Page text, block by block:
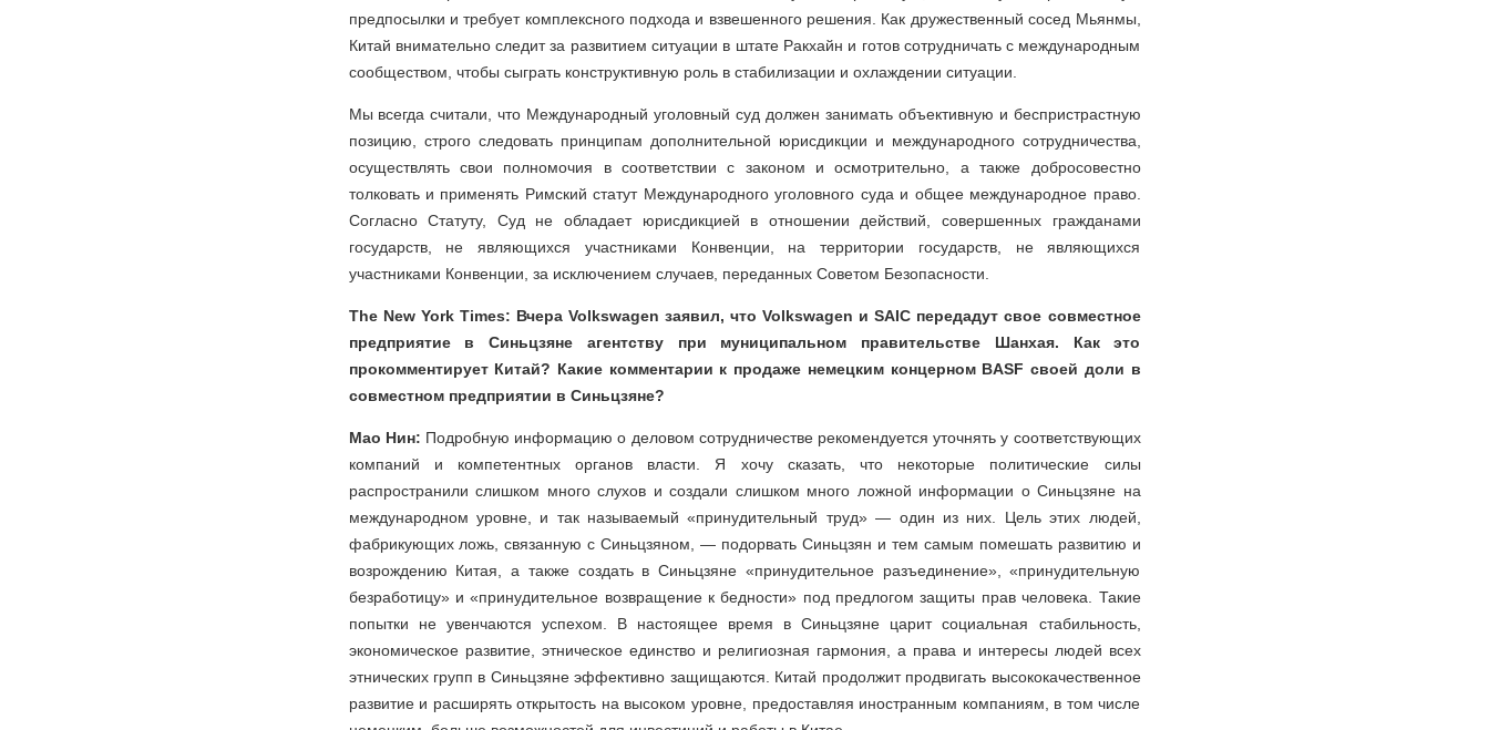
предпосылки и требует комплексного подхода и взвешенного решения. Как дружественный сосед Мьянмы,
Китай внимательно следит за развитием ситуации в штате Ракхайн и готов сотрудничать с международным
сообществом, чтобы сыграть конструктивную роль в стабилизации и охлаждении ситуации.
Мы всегда считали, что Международный уголовный суд должен занимать объективную и беспристрастную
позицию, строго следовать принципам дополнительной юрисдикции и международного сотрудничества,
осуществлять свои полномочия в соответствии с законом и осмотрительно, а также добросовестно
толковать и применять Римский статут Международного уголовного суда и общее международное право.
Согласно Статуту, Суд не обладает юрисдикцией в отношении действий, совершенных гражданами
государств, не являющихся участниками Конвенции, на территории государств, не являющихся
участниками Конвенции, за исключением случаев, переданных Советом Безопасности.
The New York Times: Вчера Volkswagen заявил, что Volkswagen и SAIC передадут свое совместное
предприятие в Синьцзяне агентству при муниципальном правительстве Шанхая. Как это
прокомментирует Китай? Какие комментарии к продаже немецким концерном BASF своей доли в
совместном предприятии в Синьцзяне?
Мао Нин: Подробную информацию о деловом сотрудничестве рекомендуется уточнять у соответствующих
компаний и компетентных органов власти. Я хочу сказать, что некоторые политические силы
распространили слишком много слухов и создали слишком много ложной информации о Синьцзяне на
международном уровне, и так называемый «принудительный труд» — один из них. Цель этих людей,
фабрикующих ложь, связанную с Синьцзяном, — подорвать Синьцзян и тем самым помешать развитию и
возрождению Китая, а также создать в Синьцзяне «принудительное разъединение», «принудительную
безработицу» и «принудительное возвращение к бедности» под предлогом защиты прав человека. Такие
попытки не увенчаются успехом. В настоящее время в Синьцзяне царит социальная стабильность,
экономическое развитие, этническое единство и религиозная гармония, а права и интересы людей всех
этнических групп в Синьцзяне эффективно защищаются. Китай продолжит продвигать высококачественное
развитие и расширять открытость на высоком уровне, предоставляя иностранным компаниям, в том числе